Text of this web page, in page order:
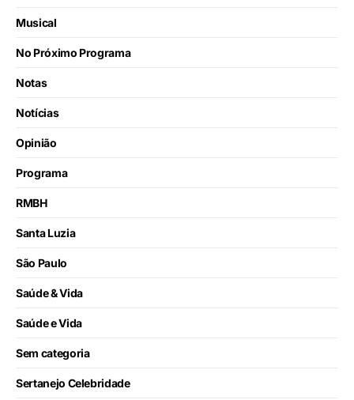
Musical
No Próximo Programa
Notas
Notícias
Opinião
Programa
RMBH
Santa Luzia
São Paulo
Saúde & Vida
Saúde e Vida
Sem categoria
Sertanejo Celebridade